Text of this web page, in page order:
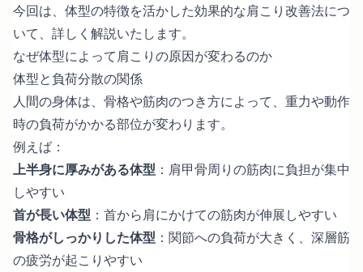
今回は、体型の特徴を活かした効果的な肩こり改善法につ
いて、詳しく解説いたします。
なぜ体型によって肩こりの原因が変わるのか
体型と負荷分散の関係
人間の身体は、骨格や筋肉のつき方によって、重力や動作
時の負荷がかかる部位が変わります。
例えば：
上半身に厚みがある体型 ：肩甲骨周りの筋肉に負担が集中
しやすい
首が長い体型 ：首から肩にかけての筋肉が伸展しやすい
骨格がしっかりした体型 ：関節への負荷が大きく、深層筋
の疲労が起こりやすい